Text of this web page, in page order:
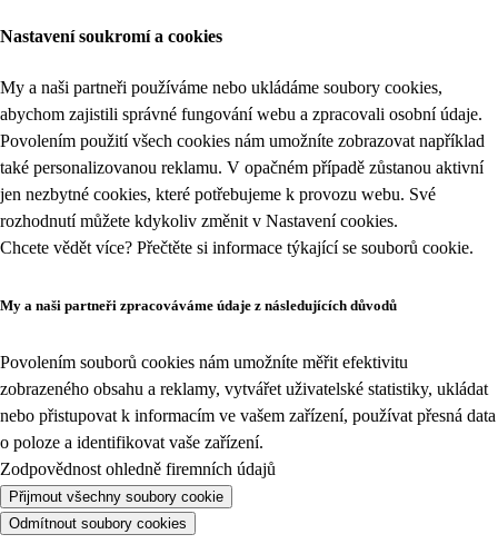
Nastavení soukromí a cookies
My a naši partneři používáme nebo ukládáme soubory cookies,
abychom zajistili správné fungování webu a zpracovali osobní údaje.
Povolením použití všech cookies nám umožníte zobrazovat například
také personalizovanou reklamu. V opačném případě zůstanou aktivní
jen nezbytné cookies, které potřebujeme k provozu webu. Své
rozhodnutí můžete kdykoliv změnit v Nastavení cookies.
Chcete vědět více? Přečtěte si informace týkající se souborů cookie.
My a naši partneři zpracováváme údaje z následujících důvodů
Povolením souborů cookies nám umožníte měřit efektivitu
zobrazeného obsahu a reklamy, vytvářet uživatelské statistiky, ukládat
nebo přistupovat k informacím ve vašem zařízení, používat přesná data
o poloze a identifikovat vaše zařízení.
Zodpovědnost ohledně firemních údajů
Přijmout všechny soubory cookie
Odmítnout soubory cookies